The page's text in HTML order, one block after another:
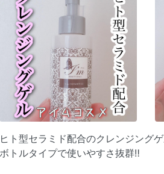
ヒト型セラミド配合のクレンジング
ボトルタイプで使いやすさ抜群‼️